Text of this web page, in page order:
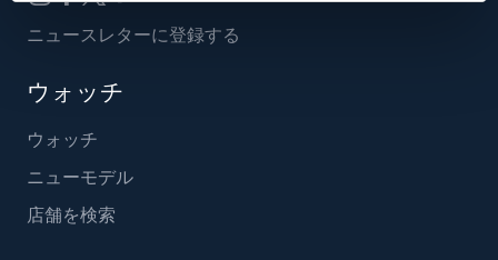
ニュースレターに登録する
ウォッチ
ウォッチ
ニューモデル
店舗を検索